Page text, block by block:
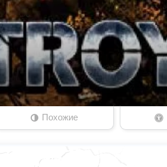
Похожие